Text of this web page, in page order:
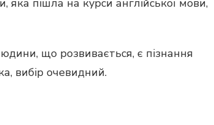
яка пішла на курси англійської мови,
що розвивається, є пізнання
вибір очевидний.